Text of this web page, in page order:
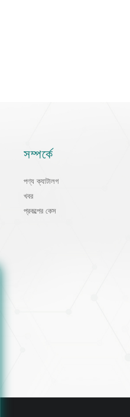
সম্পর্কে
পণ্য ক্যাটালগ
খবর
প্রকল্পের কেস